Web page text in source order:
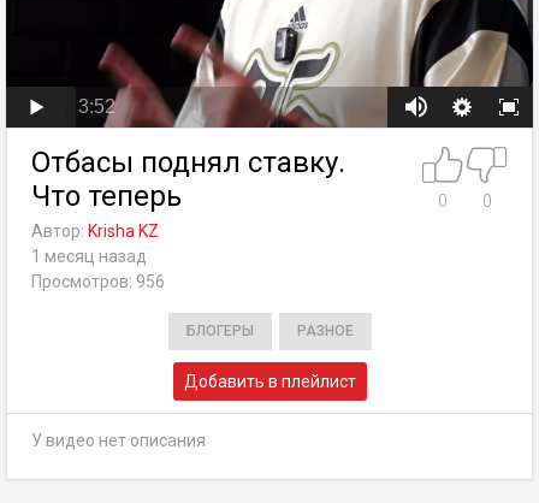
3:52
Отбасы поднял ставку.
Что теперь
0
0
Автор: Krisha KZ
1 месяц назад
Просмотров: 956
БЛОГЕРЫ РАЗНОЕ
Добавить в плейлист
У видео нет описания